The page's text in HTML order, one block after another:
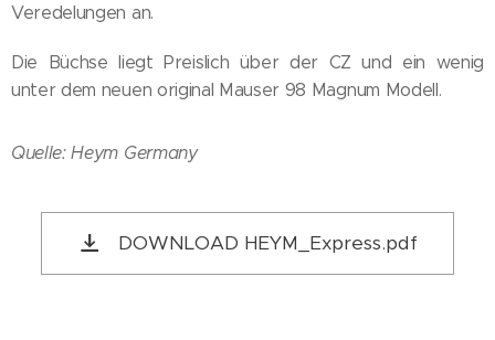
Veredelungen an.
Die Büchse liegt Preislich über der CZ und ein wenig
unter dem neuen original Mauser 98 Magnum Modell.
Quelle: Heym Germany
DOWNLOAD HEYM_Express.pdf